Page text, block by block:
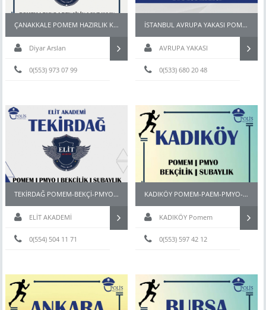
ÇANAKKALE POMEM HAZIRLIK KURSU
Diyar Arslan
0(553) 973 07 99
İSTANBUL AVRUPA YAKASI POMEM PARKURU
AVRUPA YAKASI
0(533) 680 20 48
TEKİRDAĞ POMEM-BEKÇİ-PMYO-PÖH- HAZIRLIK KURSU
ELİT AKADEMİ
0(554) 504 11 71
KADIKÖY POMEM-PAEM-PMYO-PÖH- HAZIRLIK KURSU
KADIKÖY Pomem
Hazırlık0(553) 597 42 12